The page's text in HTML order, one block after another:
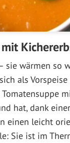
sie wärmen so
als
hat, dank
einen leicht
Sie ist im